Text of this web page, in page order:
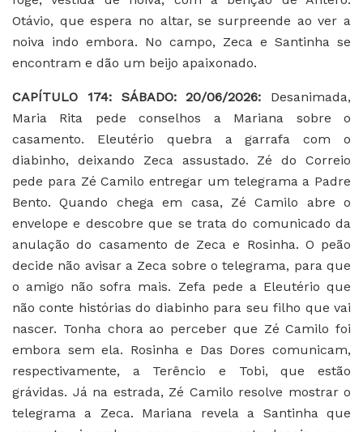
Otávio, que espera no altar, se surpreende ao ver a
noiva indo embora. No campo, Zeca e Santinha se
encontram e dão um beijo apaixonado.
CAPÍTULO 174: SÁBADO: 20/06/2026: Desanimada,
Maria Rita pede conselhos a Mariana sobre o
casamento. Eleutério quebra a garrafa com o
diabinho, deixando Zeca assustado. Zé do Correio
pede para Zé Camilo entregar um telegrama a Padre
Bento. Quando chega em casa, Zé Camilo abre o
envelope e descobre que se trata do comunicado da
anulação do casamento de Zeca e Rosinha. O peão
decide não avisar a Zeca sobre o telegrama, para que
o amigo não sofra mais. Zefa pede a Eleutério que
não conte histórias do diabinho para seu filho que vai
nascer. Tonha chora ao perceber que Zé Camilo foi
embora sem ela. Rosinha e Das Dores comunicam,
respectivamente, a Terêncio e Tobi, que estão
grávidas. Já na estrada, Zé Camilo resolve mostrar o
telegrama a Zeca. Mariana revela a Santinha que